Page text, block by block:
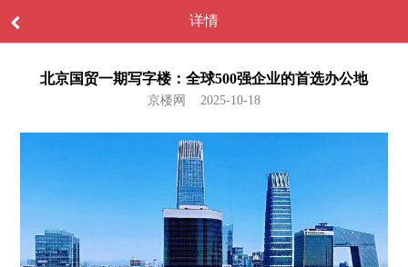
详情
北京国贸一期写字楼：全球500强企业的首选办公地
京楼网 2025-10-18